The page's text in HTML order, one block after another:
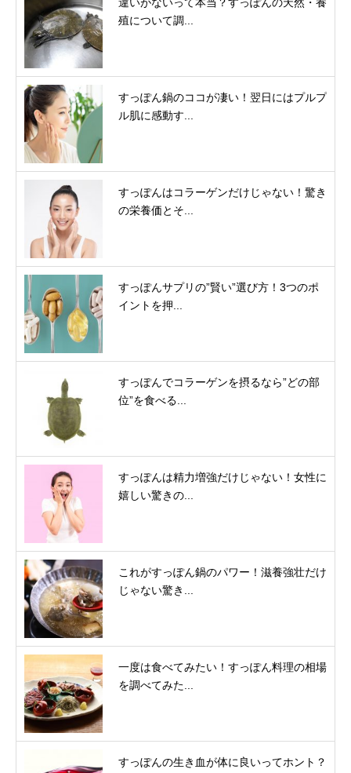
違いがないって本当？すっぽんの天然・養
殖について調...
すっぽん鍋のココが凄い！翌日にはプルプ
ル肌に感動す...
すっぽんはコラーゲンだけじゃない！驚き
の栄養価とそ...
すっぽんサプリの”賢い”選び方！3つのポ
イントを押...
すっぽんでコラーゲンを摂るなら”どの部
位”を食べる...
すっぽんは精力増強だけじゃない！女性に
嬉しい驚きの...
これがすっぽん鍋のパワー！滋養強壮だけ
じゃない驚き...
一度は食べてみたい！すっぽん料理の相場
を調べてみた...
すっぽんの生き血が体に良いってホント？